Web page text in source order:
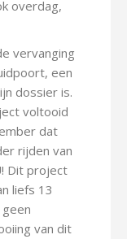
overdag,
vervanging
een
dossier is.
voltooid
dat
rijden van
Dit project
liefs 13
van dit